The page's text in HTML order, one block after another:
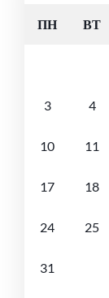
ПН ВТ
3 4
10 11
17 18
24 25
31